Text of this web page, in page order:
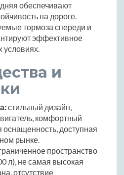
обеспечивают
на дороге.
тормоза спереди и
эффективное
и
стильный дизайн,
комфортный
доступная
рынке.
пространство
л), не самая высокая
отсутствие